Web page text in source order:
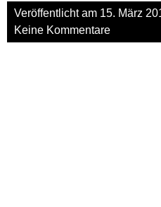
Veröffentlicht am 15. März
Keine Kommentare